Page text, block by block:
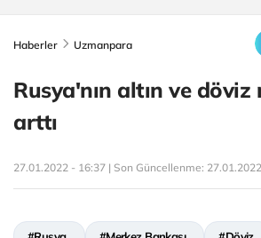
Haberler Uzmanpara
Rusya'nın altın ve döviz
arttı
27.01.2022 - 16:37 | Son Güncellenme: